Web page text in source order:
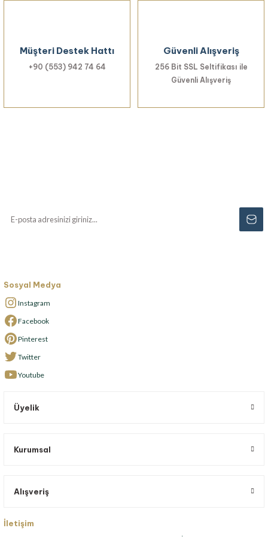
Müşteri Destek Hattı
+90 (553) 942 74 64
Güvenli Alışveriş
256 Bit SSL Seltifikası ile
Güvenli Alışveriş
Sosyal Medya
Instagram
Facebook
Pinterest
Twitter
Youtube
Üyelik
Kurumsal
Alışveriş
İletişim